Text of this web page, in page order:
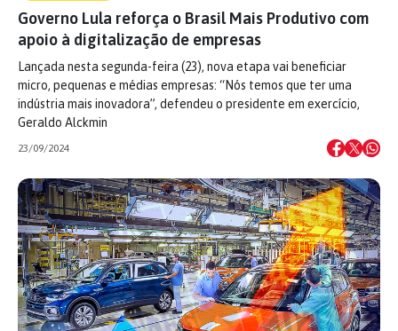
Governo Lula reforça o Brasil Mais Produtivo com
apoio à digitalização de empresas
Lançada nesta segunda-feira (23), nova etapa vai beneficiar
micro, pequenas e médias empresas: “Nós temos que ter uma
indústria mais inovadora”, defendeu o presidente em exercício,
Geraldo Alckmin
23/09/2024